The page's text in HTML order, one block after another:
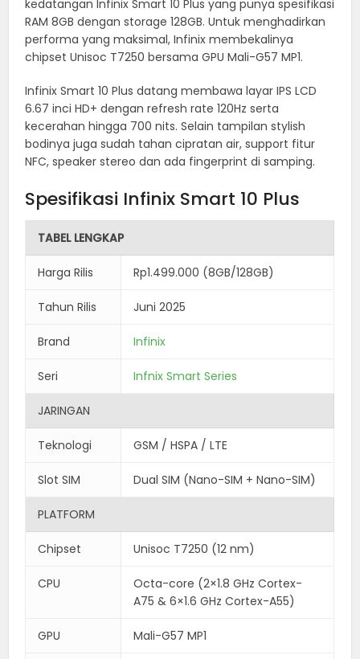
kedatangan Infinix Smart 10 Plus yang punya spesifikasi
RAM 8GB dengan storage 128GB. Untuk menghadirkan
performa yang maksimal, Infinix membekalinya
chipset Unisoc T7250 bersama GPU Mali-G57 MP1.
Infinix Smart 10 Plus datang membawa layar IPS LCD
6.67 inci HD+ dengan refresh rate 120Hz serta
kecerahan hingga 700 nits. Selain tampilan stylish
bodinya juga sudah tahan cipratan air, support fitur
NFC, speaker stereo dan ada fingerprint di samping.
Spesifikasi Infinix Smart 10 Plus
TABEL LENGKAP
Harga Rilis Rp1.499.000 (8GB/128GB)
Tahun Rilis Juni 2025
Brand Infinix
Seri Infnix Smart Series
JARINGAN
Teknologi GSM / HSPA / LTE
Slot SIM Dual SIM (Nano-SIM + Nano-SIM)
PLATFORM
Chipset Unisoc T7250 (12 nm)
CPU
Octa-core (2×1.8 GHz Cortex-
A75 & 6×1.6 GHz Cortex-A55)
GPU Mali-G57 MP1